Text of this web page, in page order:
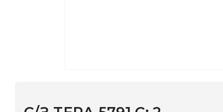
3–5 дней | Промокод